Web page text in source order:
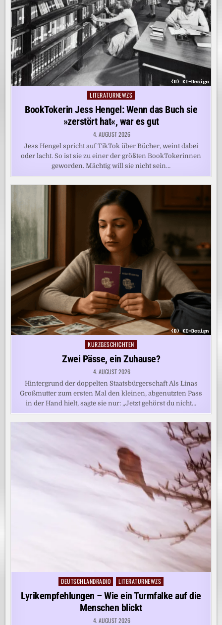
Posted
LITERATURNEWZS
BookTokerin Jess Hengel: Wenn das Buch sie
»zerstört hat«, war es gut
4. AUGUST 2026
Jess Hengel spricht auf TikTok über Bücher, weint dabei
oder lacht. So ist sie zu einer der größten BookTokerinnen
geworden. Mächtig will sie nicht sein…
Posted
in
KURZGESCHICHTEN
Zwei Pässe, ein Zuhause?
4. AUGUST 2026
Hintergrund der doppelten Staatsbürgerschaft Als Linas
Großmutter zum ersten Mal den kleinen, abgenutzten Pass
in der Hand hielt, sagte sie nur: „Jetzt gehörst du nicht…
Posted
in
DEUTSCHLANDRADIO LITERATURNEWZS
Lyrikempfehlungen – Wie ein Turmfalke auf die
Menschen blickt
4. AUGUST 2026